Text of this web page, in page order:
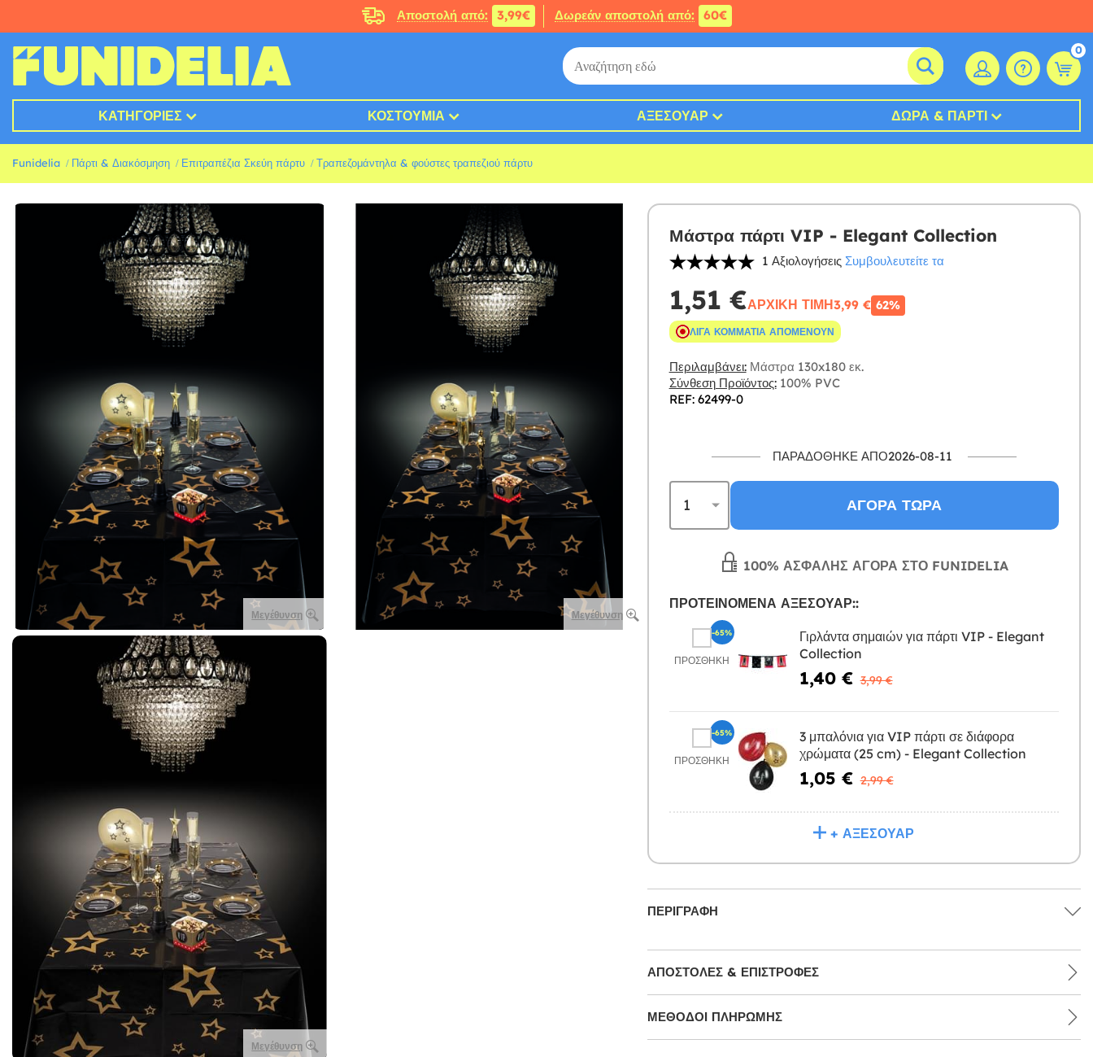
Αποστολή από: 3,99€ Δωρεάν αποστολή από: 60€
0
ΚΑΤΗΓΟΡΊΕΣ ΚΟΣΤΟΎΜΙΑ ΑΞΕΣΟΥΆΡ ΔΏΡΑ & ΠΆΡΤΙ
Funidelia Πάρτι & Διακόσμηση Επιτραπέζια Σκεύη πάρτυ Τραπεζομάντηλα & φούστες τραπεζιού πάρτυ
Μεγέθυνση Μεγέθυνση
Μεγέθυνση
Μάστρα πάρτι VIP - Elegant Collection
1 Αξιολογήσεις Συμβουλευτείτε τα
1,51 €ΑΡΧΙΚΉ ΤΙΜΉ3,99 € 62%
ΛΊΓΑ ΚΟΜΜΆΤΙΑ ΑΠΟΜΈΝΟΥΝ
Περιλαμβάνει:Μάστρα 130x180 εκ.
Σύνθεση Προϊόντος:100% PVC
REF: 62499-0
ΠΑΡΑΔΌΘΗΚΕ ΑΠΌ2026-08-11
ΑΓΟΡΆ ΤΏΡΑ
100% ΑΣΦΑΛΉΣ ΑΓΟΡΆ ΣΤΟ FUNIDELIA
ΠΡΟΤΕΙΝΌΜΕΝΑ ΑΞΕΣΟΥΆΡ::
ΠΡΟΣΘΉΚΗ
Γιρλάντα σημαιών για πάρτι VIP - Elegant
Collection
1,40 € 3,99 €
-65%
ΠΡΟΣΘΉΚΗ
3 μπαλόνια για VIP πάρτι σε διάφορα
χρώματα (25 cm) - Elegant Collection
1,05 € 2,99 €
-65%
+ ΑΞΕΣΟΥΆΡ
ΠΕΡΙΓΡΑΦΉ
ΑΠΟΣΤΟΛΈΣ & ΕΠΙΣΤΡΟΦΈΣ
ΜΕΘΌΔΟΙ ΠΛΗΡΩΜΉΣ